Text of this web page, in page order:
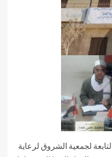
لجمعية الشروق لرعاية